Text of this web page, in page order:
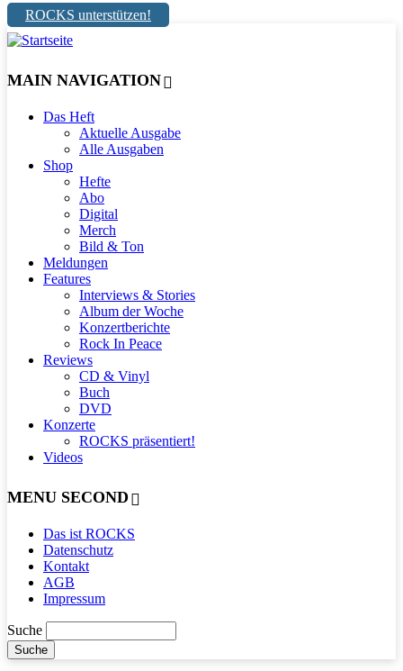
ROCKS unterstützen!
MAIN NAVIGATION
Das Heft
Aktuelle Ausgabe
Alle Ausgaben
Shop
Hefte
Abo
Digital
Merch
Bild & Ton
Meldungen
Features
Interviews & Stories
Album der Woche
Konzertberichte
Rock In Peace
Reviews
CD & Vinyl
Buch
DVD
Konzerte
ROCKS präsentiert!
Videos
MENU SECOND
Das ist ROCKS
Datenschutz
Kontakt
AGB
Impressum
Suche